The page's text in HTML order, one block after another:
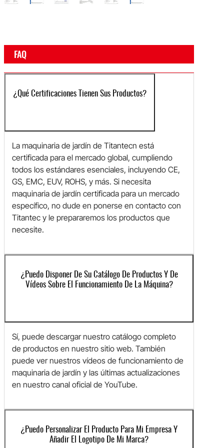
FAQ
¿Qué Certificaciones Tienen Sus Productos?
La maquinaria de jardín de Titantecn está
certificada para el mercado global, cumpliendo
todos los estándares esenciales, incluyendo CE,
GS, EMC, EUV, ROHS, y más. Si necesita
maquinaria de jardín certificada para un mercado
específico, no dude en ponerse en contacto con
Titantec y le prepararemos los productos que
necesite.
¿Puedo Disponer De Su Catálogo De Productos Y De
Vídeos Sobre El Funcionamiento De La Máquina?
Sí, puede descargar nuestro catálogo completo
de productos en nuestro sitio web. También
puede ver nuestros vídeos de funcionamiento de
maquinaria de jardín y las últimas actualizaciones
en nuestro canal oficial de YouTube.
¿Puedo Personalizar El Producto Para Mi Empresa Y
Añadir El Logotipo De Mi Marca?